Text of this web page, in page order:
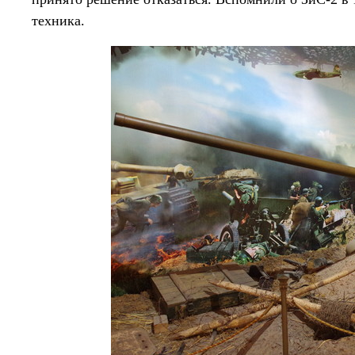
техника.